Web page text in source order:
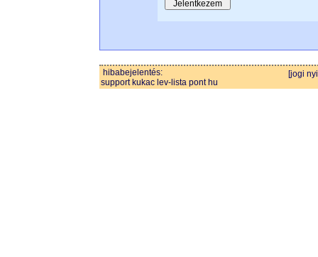
hibabejelentés:
support kukac lev-lista pont hu
[jogi